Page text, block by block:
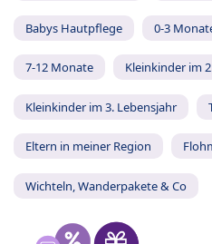
Babys Hautpflege 0-3
7-12 Monate Kleinkinder im
Kleinkinder im 3. Lebensjahr
Eltern in meiner Region
Wichteln, Wanderpakete & Co